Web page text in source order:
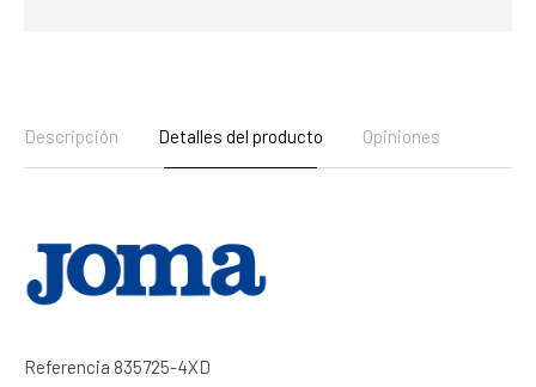
Descripción Detalles del producto Opiniones
Referencia 835725-4XD